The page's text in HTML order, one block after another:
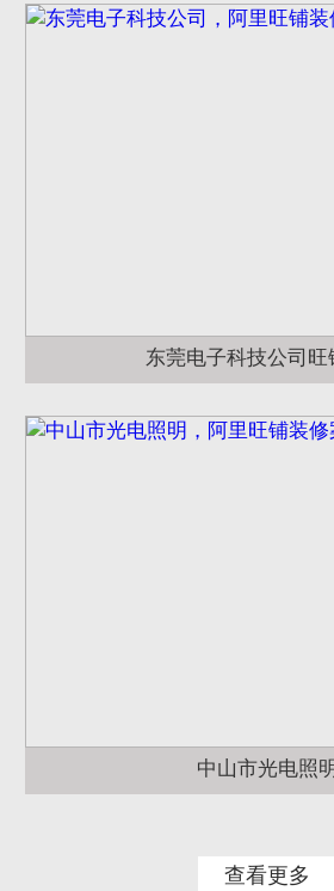
东莞电子科技公司旺
中山市光电照明
查看更多